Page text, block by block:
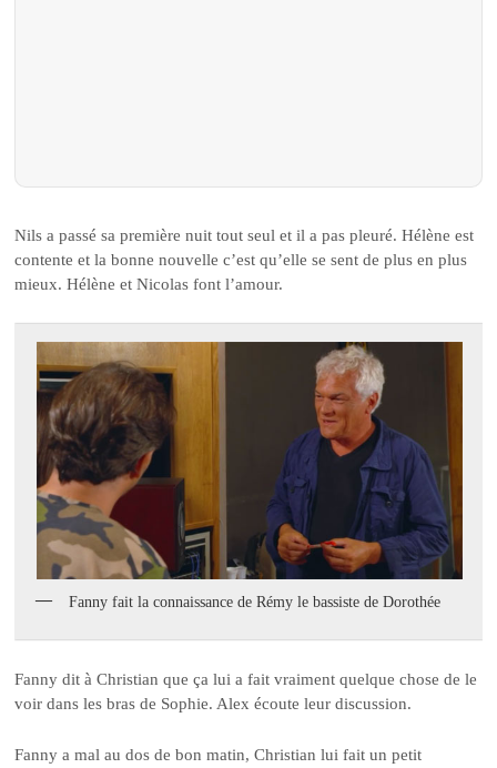
Nils a passé sa première nuit tout seul et il a pas pleuré. Hélène est
contente et la bonne nouvelle c’est qu’elle se sent de plus en plus
mieux. Hélène et Nicolas font l’amour.
Fanny fait la connaissance de Rémy le bassiste de Dorothée
Fanny dit à Christian que ça lui a fait vraiment quelque chose de le
voir dans les bras de Sophie. Alex écoute leur discussion.
Fanny a mal au dos de bon matin, Christian lui fait un petit